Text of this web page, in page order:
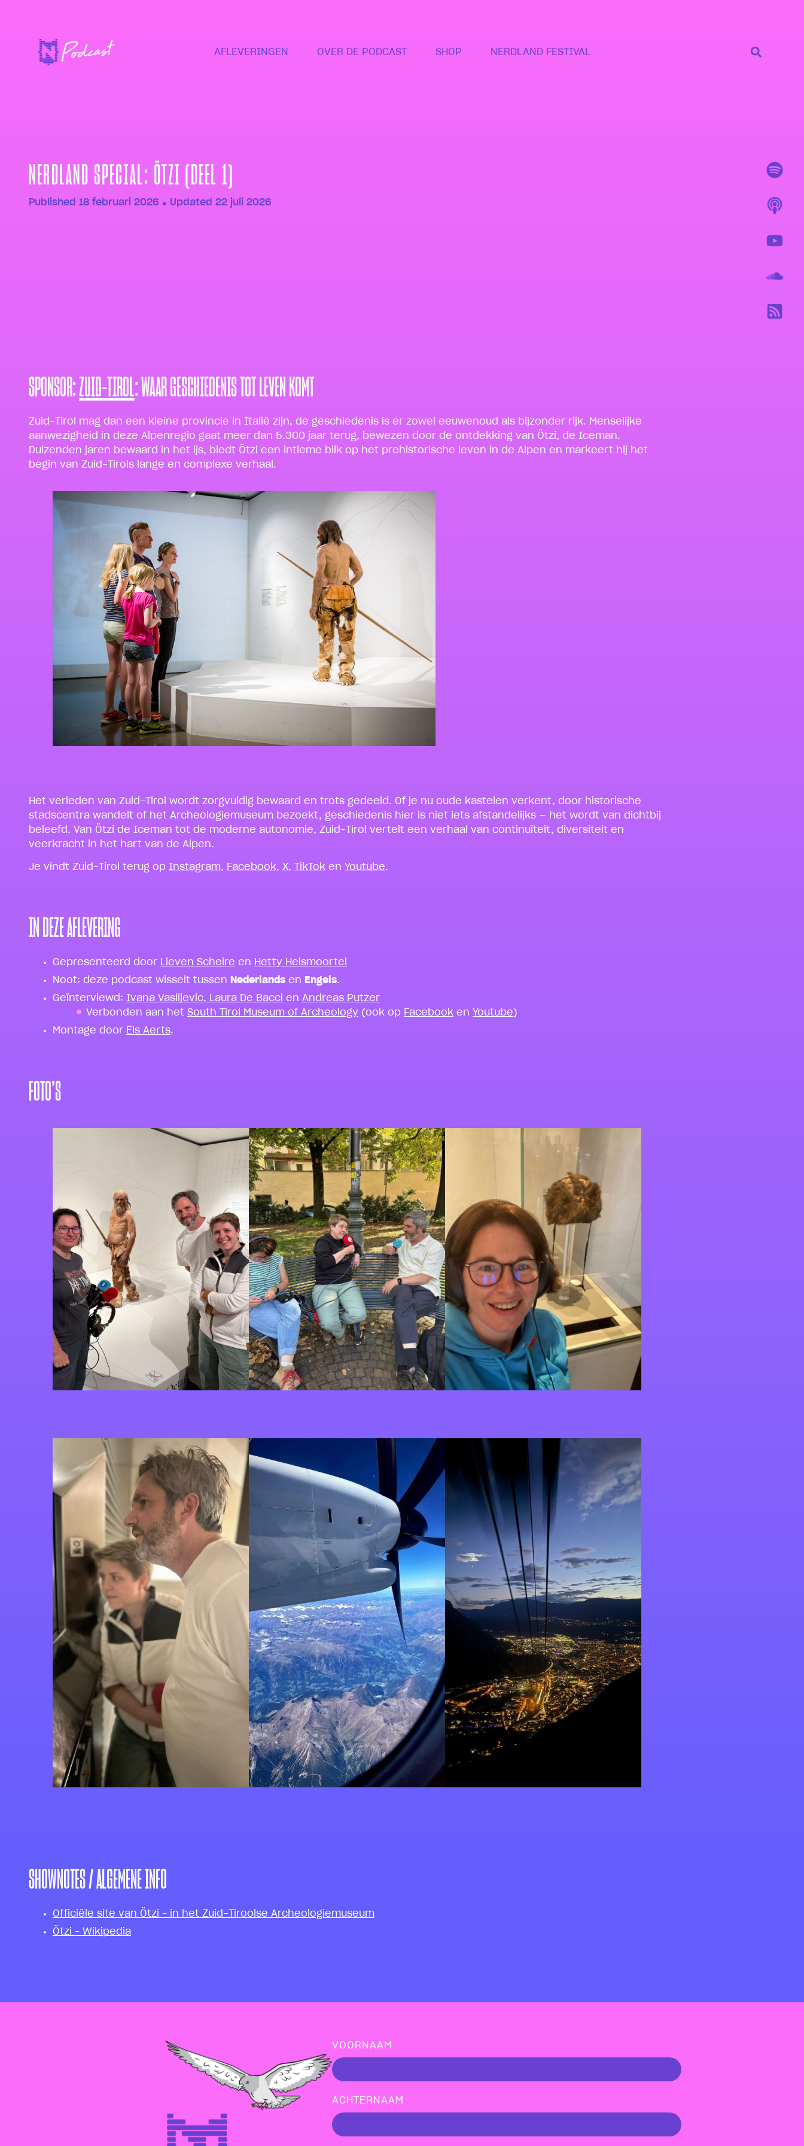
AFLEVERINGEN OVER DE PODCAST SHOP NERDLAND FESTIVAL
NERDLAND SPECIAL: ÖTZI (DEEL 1)
Published 18 februari 2026 Updated 22 juli 2026
SPONSOR:ZUID-TIROL: WAAR GESCHIEDENIS TOT LEVEN KOMT
Zuid-Tirol mag dan een kleine provincie in Italië zijn, de geschiedenis is er zowel eeuwenoud als bijzonder rijk. Menselijke
aanwezigheid in deze Alpenregio gaat meer dan 5.300 jaar terug, bewezen door de ontdekking van Ötzi, de Iceman.
Duizenden jaren bewaard in het ijs, biedt Ötzi een intieme blik op het prehistorische leven in de Alpen en markeert hij het
begin van Zuid-Tirols lange en complexe verhaal.
Het verleden van Zuid-Tirol wordt zorgvuldig bewaard en trots gedeeld. Of je nu oude kastelen verkent, door historische
stadscentra wandelt of het Archeologiemuseum bezoekt, geschiedenis hier is niet iets afstandelijks — het wordt van dichtbij
beleefd. Van Ötzi de Iceman tot de moderne autonomie, Zuid-Tirol vertelt een verhaal van continuïteit, diversiteit en
veerkracht in het hart van de Alpen.
Je vindt Zuid-Tirol terug op Instagram, Facebook, X, TikTok en Youtube.
IN DEZE AFLEVERING
Gepresenteerd door Lieven Scheire en Hetty Helsmoortel
Noot: deze podcast wisselt tussen Nederlands en Engels.
Geïnterviewd: Ivana Vasiljevic, Laura De Bacci en Andreas Putzer
Verbonden aan het South Tirol Museum of Archeology (ook op Facebook en Youtube)
Montage door Els Aerts.
FOTO’S
SHOWNOTES / ALGEMENE INFO
Officiële site van Ötzi – in het Zuid-Tiroolse Archeologiemuseum
Ötzi – Wikipedia
VOORNAAM
ACHTERNAAM